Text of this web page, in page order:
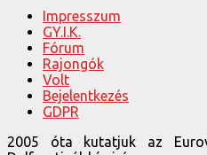
Impresszum
GY.I.K.
Fórum
Rajongók
Volt
Bejelentkezés
GDPR
2005 óta kutatjuk az